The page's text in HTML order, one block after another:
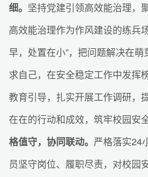
细。 坚持党建引领高效能治理，
高效能治理作为作风建设的练兵
早，处置在小”，把问题解决在
求自己，在安全稳定工作中发挥
教育引导，扎实开展工作调研，
在在的行动和成效，筑牢校园安
格值守，协同联动。 严格落实24
员坚守岗位、履职尽责，对校园